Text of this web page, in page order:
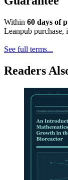
Within 60 days of
Leanpub purchase,
See full terms...
Readers